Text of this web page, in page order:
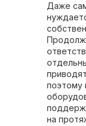
Даже
поэтому
на